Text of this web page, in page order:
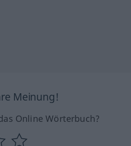
Meinung!
Online Wörterbuch?